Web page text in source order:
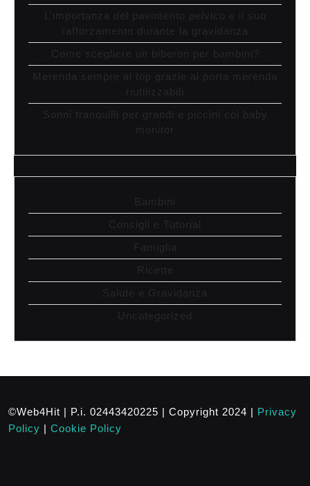
L’importanza del pavimento pelvico e il suo
rafforzamento durante la gravidanza
Come scegliere un biberon per bambini?
Merenda sempre al top grazie ai porta merenda
riutilizzabili
Sonni tranquilli per grandi e piccini col baby
monitor
Bambini
Consigli e Tutorial
Famiglia
Ricette
Salute e Gravidanza
Uncategorized
©Web4Hit | P.i. 02443420225 | Copyright 2024 | Privacy
Policy | Cookie Policy